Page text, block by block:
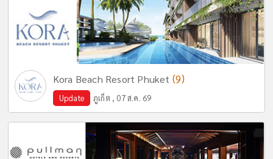
Kora Beach Resort Phuket (9)
Update ภูเก็ต , 07 ส.ค. 69